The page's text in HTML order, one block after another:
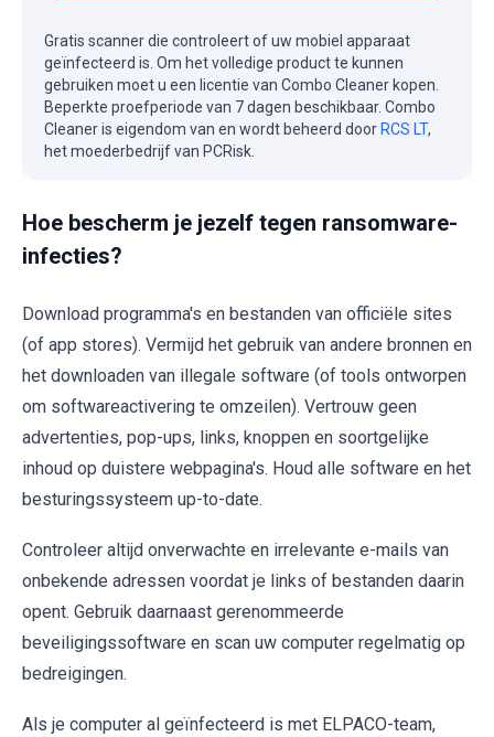
Gratis scanner die controleert of uw mobiel apparaat
geïnfecteerd is. Om het volledige product te kunnen
gebruiken moet u een licentie van Combo Cleaner kopen.
Beperkte proefperiode van 7 dagen beschikbaar. Combo
Cleaner is eigendom van en wordt beheerd door RCS LT,
het moederbedrijf van PCRisk.
Hoe bescherm je jezelf tegen ransomware-
infecties?
Download programma's en bestanden van officiële sites
(of app stores). Vermijd het gebruik van andere bronnen en
het downloaden van illegale software (of tools ontworpen
om softwareactivering te omzeilen). Vertrouw geen
advertenties, pop-ups, links, knoppen en soortgelijke
inhoud op duistere webpagina's. Houd alle software en het
besturingssysteem up-to-date.
Controleer altijd onverwachte en irrelevante e-mails van
onbekende adressen voordat je links of bestanden daarin
opent. Gebruik daarnaast gerenommeerde
beveiligingssoftware en scan uw computer regelmatig op
bedreigingen.
Als je computer al geïnfecteerd is met ELPACO-team,